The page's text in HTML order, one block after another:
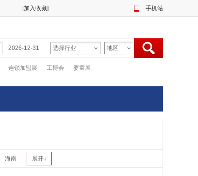
[加入收藏] 手机站
连锁加盟展 工博会 婴童展
海南 展开↓